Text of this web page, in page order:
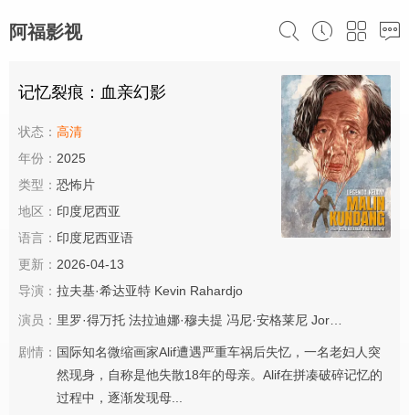
阿福影视
记忆裂痕：血亲幻影
状态： 高清
年份： 2025
类型： 恐怖片
地区： 印度尼西亚
语言： 印度尼西亚语
更新： 2026-04-13
导演： 拉夫基·希达亚特 Kevin Rahardjo
演员： 里罗·得万托 法拉迪娜·穆夫提 冯尼·安格莱尼 Jordan Omar
剧情： 国际知名微缩画家Alif遭遇严重车祸后失忆，一名老妇人突
然现身，自称是他失散18年的母亲。Alif在拼凑破碎记忆的
过程中，逐渐发现母...